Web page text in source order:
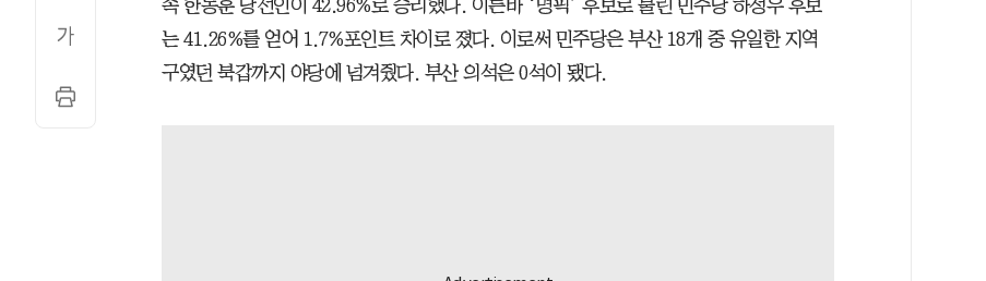
속 한동훈 당선인이 42.96%로 승리했다. 이른바 ‘명픽’ 후보로 불린 민주당 하정우 후보
는 41.26%를 얻어 1.7%포인트 차이로 졌다. 이로써 민주당은 부산 18개 중 유일한 지역
구였던 북갑까지 야당에 넘겨줬다. 부산 의석은 0석이 됐다.